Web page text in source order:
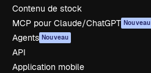
Contenu de stock
MCP pour Claude/ChatGPT Nouveau
Agents Nouveau
API
Application mobile